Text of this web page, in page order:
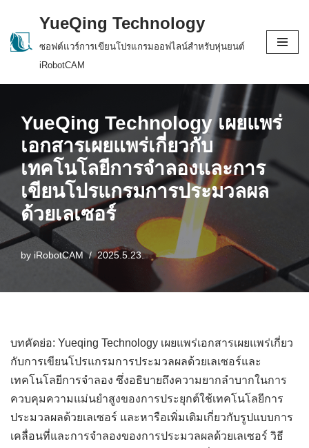
Skip
YueQing Technology
ซอฟต์แวร์การเขียนโปรแกรมออฟไลน์สำหรับหุ่นยนต์
iRobotCAM
YueQing Technology เผยแพร่
เอกสารเผยแพร่เกี่ยวกับ
เทคโนโลยีการจำลองและการ
เขียนโปรแกรมการประมวลผล
ด้วยเลเซอร์
by iRobotCAM 2025.5.23.
บทคัดย่อ: Yueqing Technology เผยแพร่เอกสารเผยแพร่เกี่ยว
กับการเขียนโปรแกรมการประมวลผลด้วยเลเซอร์และ
เทคโนโลยีการจำลอง ซึ่งอธิบายถึงความยากลำบากในการ
ควบคุมความแม่นยำสูงของการประยุกต์ใช้เทคโนโลยีการ
ประมวลผลด้วยเลเซอร์ และหารือเพิ่มเติมเกี่ยวกับรูปแบบการ
เคลื่อนที่และการจำลองของการประมวลผลด้วยเลเซอร์ วิธี